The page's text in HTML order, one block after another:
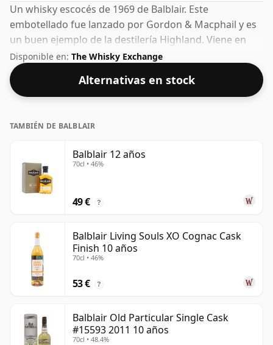
Un whisky escocés de 1969 de Balblair. Este
embotellado fue lanzado por Gordon & Macphail y es
un buen ejemplo de la destilería Highland. Viene en
una botella normal de 70 cl y se embotella con un ABV
saludable del 43%.
Disponible en: The Whisky Exchange
Alternativas en stock
TAMBIÉN DE BALBLAIR
Balblair 12 años
70cl • 46%
49 € ?
Balblair Living Souls XO Cognac Cask
Finish 10 años
70cl • 46%
53 € ?
Balblair Old Particular Single Cask
#15593 2011 10 años
70cl • 48.4%